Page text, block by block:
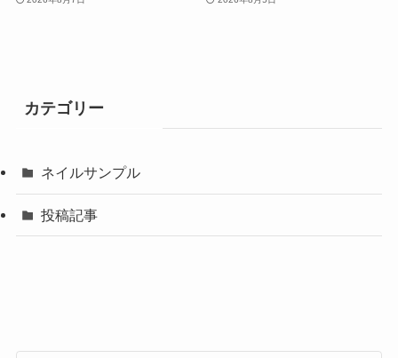
カテゴリー
ネイルサンプル
投稿記事